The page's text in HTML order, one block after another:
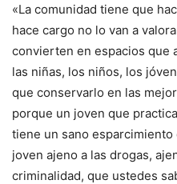
«La comunidad tiene que
hace cargo no lo van a
convierten en espacios que
las niñas, los niños, los
que conservarlo en las
porque un joven que
tiene un sano
joven ajeno a las drogas,
criminalidad, que ustedes